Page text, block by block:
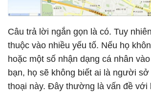
Câu trả lời ngắn gọn là có. Tuy
thuộc vào nhiều yếu tố. Nếu họ
hoặc một số nhận dạng cá nhân
bạn, họ sẽ không biết ai là người
thoại này. Đây thường là vấn đề với